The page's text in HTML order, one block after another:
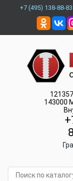
+7 (495) 138-88-83
121357
143000